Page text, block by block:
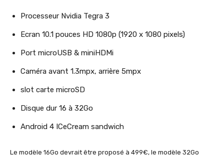
Processeur Nvidia Tegra 3
Ecran 10.1 pouces HD 1080p (1920 x 1080 pixels)
Port microUSB & miniHDMi
Caméra avant 1.3mpx, arrière 5mpx
slot carte microSD
Disque dur 16 à 32Go
Android 4 ICeCream sandwich
Le modèle 16Go devrait être proposé à 499€, le modèle 32Go